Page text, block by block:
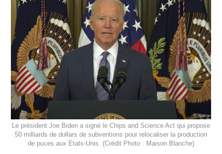
Le président Joe Biden a signé le Chips and Science Act qui propose
50 milliards de dollars de subventions pour relocaliser la production
de puces aux Etats-Unis. (Crédit Photo : Maison Blanche)